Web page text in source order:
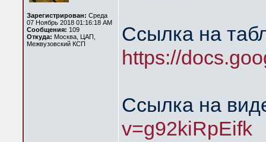
Зарегистрирован: Среда
07 Ноябрь 2018 01:16:18 AM
Сообщения: 109
Откуда: Москва, ЦАП,
Межвузовский КСП
Ссылка на
https://
Ссылка на
v=g92kiRpEifk